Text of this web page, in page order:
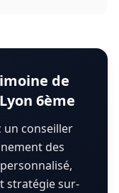
de
6ème
un conseiller
des
stratégie sur-